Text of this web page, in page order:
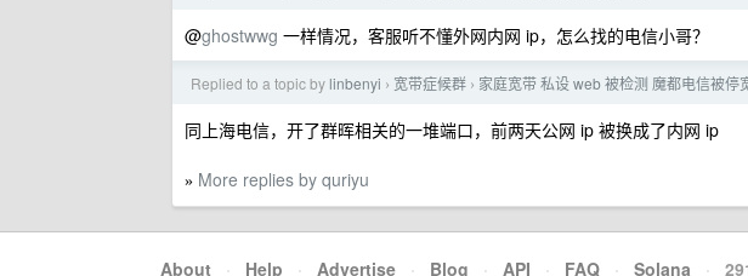
@ghostwwg 一样情况，客服听不懂外网内网 ip，怎么找的电信小哥？
Replied to a topic by linbenyi › 宽带症候群 › 家庭宽带 私设 web 被检测 魔都电信被停
同上海电信，开了群晖相关的一堆端口，前两天公网 ip 被换成了内网 ip
» More replies by quriyu
About · Help · Advertise · Blog · API · FAQ · Solana ·